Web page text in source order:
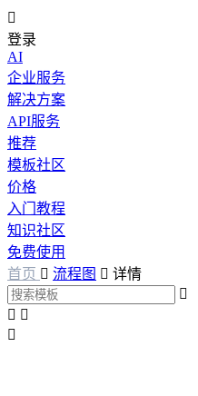

登录
AI
企业服务
解决方案
API服务
推荐
模板社区
价格
入门教程
知识社区
免费使用
首页  流程图  详情

 
